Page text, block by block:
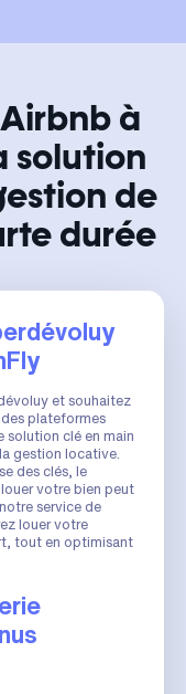
à
solution
de
durée
et souhaitez
des plateformes
solution clé en main
gestion locative.
des clés, le
votre bien peut
service de
louer votre
tout en optimisant